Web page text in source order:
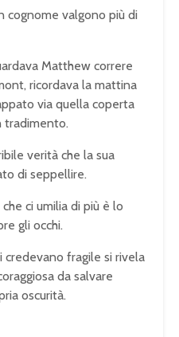
cognome valgono più di
Matthew correre
ricordava la mattina
via quella coperta
tradimento.
verità che la sua
di seppellire.
ci umilia di più è lo
gli occhi.
fragile si rivela
da salvare
oscurità.